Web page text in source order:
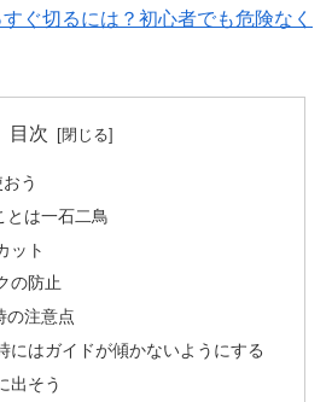
ぐ切るには？初心者でも危険なく
目次
う
とは一石二鳥
ット
の防止
の注意点
にはガイドが傾かないようにする
出そう